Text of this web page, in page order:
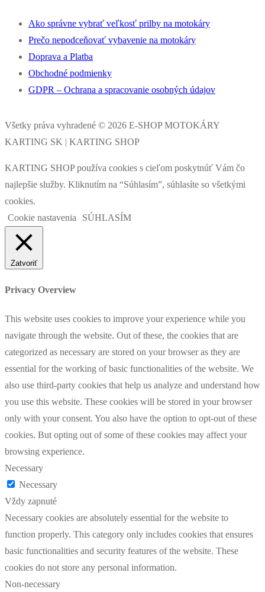
Ako správne vybrať veľkosť prilby na motokáry
Prečo nepodceňovať vybavenie na motokáry
Doprava a Platba
Obchodné podmienky
GDPR – Ochrana a spracovanie osobných údajov
Všetky práva vyhradené © 2026 E-SHOP MOTOKÁRY
KARTING SK | KARTING SHOP
KARTING SHOP používa cookies s cieľom poskytnúť Vám čo
najlepšie služby. Kliknutím na “Súhlasím”, súhlasíte so všetkými
cookies.
Cookie nastavenia
SÚHLASÍM
Zatvoriť
Privacy Overview
This website uses cookies to improve your experience while you
navigate through the website. Out of these, the cookies that are
categorized as necessary are stored on your browser as they are
essential for the working of basic functionalities of the website. We
also use third-party cookies that help us analyze and understand how
you use this website. These cookies will be stored in your browser
only with your consent. You also have the option to opt-out of these
cookies. But opting out of some of these cookies may affect your
browsing experience.
Necessary
Necessary
Vždy zapnuté
Necessary cookies are absolutely essential for the website to
function properly. This category only includes cookies that ensures
basic functionalities and security features of the website. These
cookies do not store any personal information.
Non-necessary